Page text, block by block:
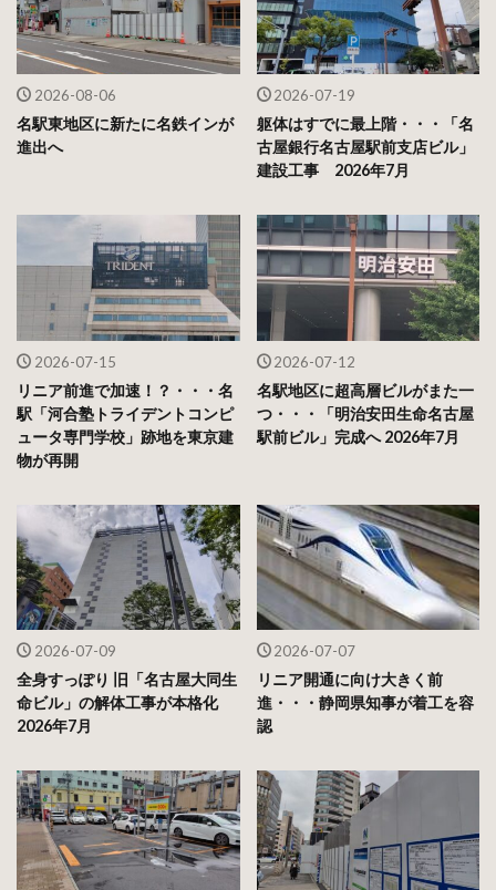
2026-08-06
名駅東地区に新たに名鉄インが
進出へ
2026-07-19
躯体はすでに最上階・・・「名
古屋銀行名古屋駅前支店ビル」
建設工事 2026年7月
2026-07-15
リニア前進で加速！？・・・名
駅「河合塾トライデントコンピ
ュータ専門学校」跡地を東京建
物が再開
2026-07-12
名駅地区に超高層ビルがまた一
つ・・・「明治安田生命名古屋
駅前ビル」完成へ 2026年7月
2026-07-09
全身すっぽり 旧「名古屋大同生
命ビル」の解体工事が本格化
2026年7月
2026-07-07
リニア開通に向け大きく前
進・・・静岡県知事が着工を容
認